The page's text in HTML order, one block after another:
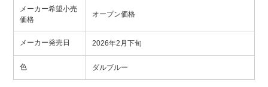
メーカー希望小売
価格
オープン価格
メーカー発売日 2026年2月下旬
色 ダルブルー